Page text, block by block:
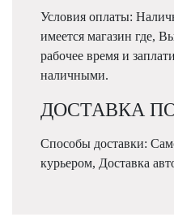
Условия оплаты:
имеется магазин где,
рабочее время и
наличными.
ДОСТАВКА
Способы доставки:
курьером, Доставка